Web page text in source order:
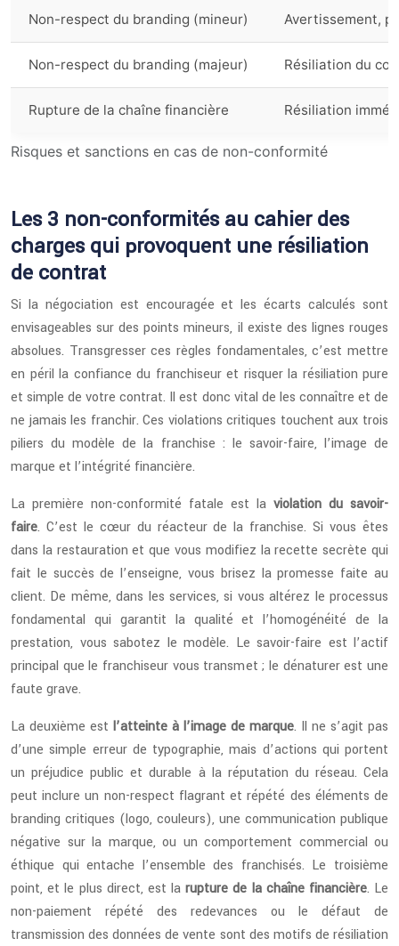
Risques et sanctions en cas de non-conformité
Non-respect du branding (mineur) Avertissement,
Non-respect du branding (majeur) Résiliation du
Rupture de la chaîne financière Résiliation
Les 3 non-conformités au cahier des
charges qui provoquent une résiliation
de contrat
Si la négociation est encouragée et les écarts calculés sont
envisageables sur des points mineurs, il existe des lignes rouges
absolues. Transgresser ces règles fondamentales, c’est mettre
en péril la confiance du franchiseur et risquer la résiliation pure
et simple de votre contrat. Il est donc vital de les connaître et de
ne jamais les franchir. Ces violations critiques touchent aux trois
piliers du modèle de la franchise : le savoir-faire, l’image de
marque et l’intégrité financière.
La première non-conformité fatale est la violation du savoir-
faire. C’est le cœur du réacteur de la franchise. Si vous êtes
dans la restauration et que vous modifiez la recette secrète qui
fait le succès de l’enseigne, vous brisez la promesse faite au
client. De même, dans les services, si vous altérez le processus
fondamental qui garantit la qualité et l’homogénéité de la
prestation, vous sabotez le modèle. Le savoir-faire est l’actif
principal que le franchiseur vous transmet ; le dénaturer est une
faute grave.
La deuxième est l’atteinte à l’image de marque. Il ne s’agit pas
d’une simple erreur de typographie, mais d’actions qui portent
un préjudice public et durable à la réputation du réseau. Cela
peut inclure un non-respect flagrant et répété des éléments de
branding critiques (logo, couleurs), une communication publique
négative sur la marque, ou un comportement commercial ou
éthique qui entache l’ensemble des franchisés. Le troisième
point, et le plus direct, est larupture de la chaîne financière. Le
non-paiement répété des redevances ou le défaut de
transmission des données de vente sont des motifs de résiliation